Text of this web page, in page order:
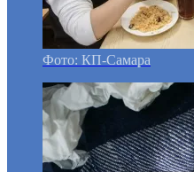
Фото: КП-Самара